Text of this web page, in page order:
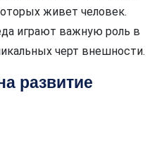
живет человек.
играют важную роль в
черт внешности.
развитие